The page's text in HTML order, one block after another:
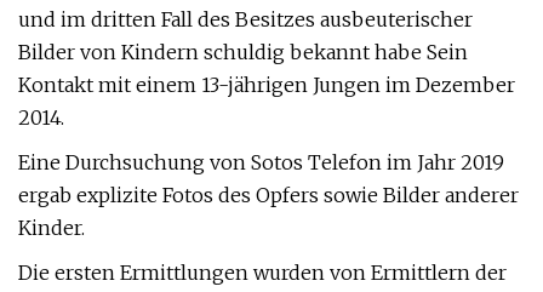
und im dritten Fall des Besitzes ausbeuterischer
Bilder von Kindern schuldig bekannt habe Sein
Kontakt mit einem 13-jährigen Jungen im Dezember
2014.
Eine Durchsuchung von Sotos Telefon im Jahr 2019
ergab explizite Fotos des Opfers sowie Bilder anderer
Kinder.
Die ersten Ermittlungen wurden von Ermittlern der